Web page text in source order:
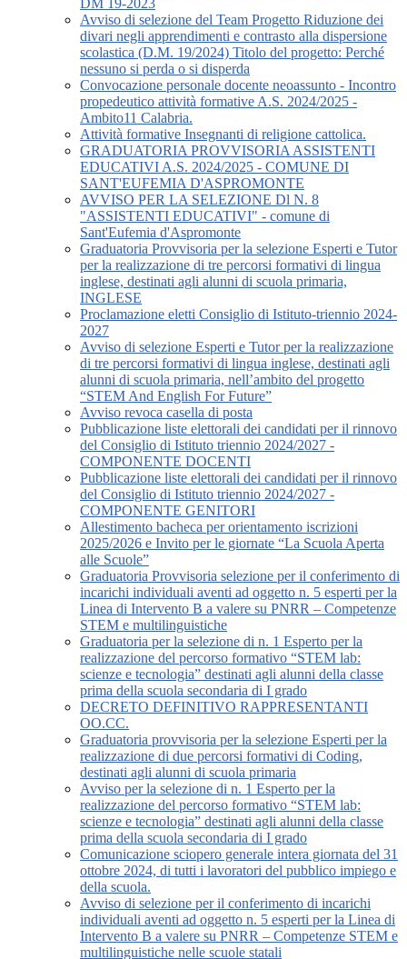
DM 19-2023
Avviso di selezione del Team Progetto Riduzione dei
divari negli apprendimenti e contrasto alla dispersione
scolastica (D.M. 19/2024) Titolo del progetto: Perché
nessuno si perda o si disperda
Convocazione personale docente neoassunto - Incontro
propedeutico attività formative A.S. 2024/2025 -
Ambito11 Calabria.
Attività formative Insegnanti di religione cattolica.
GRADUATORIA PROVVISORIA ASSISTENTI
EDUCATIVI A.S. 2024/2025 - COMUNE DI
SANT'EUFEMIA D'ASPROMONTE
AVVISO PER LA SELEZIONE Dl N. 8
"ASSISTENTI EDUCATIVI" - comune di
Sant'Eufemia d'Aspromonte
Graduatoria Provvisoria per la selezione Esperti e Tutor
per la realizzazione di tre percorsi formativi di lingua
inglese, destinati agli alunni di scuola primaria,
INGLESE
Proclamazione eletti Consiglio di Istituto-triennio 2024-
2027
Avviso di selezione Esperti e Tutor per la realizzazione
di tre percorsi formativi di lingua inglese, destinati agli
alunni di scuola primaria, nell’ambito del progetto
“STEM And English For Future”
Avviso revoca casella di posta
Pubblicazione liste elettorali dei candidati per il rinnovo
del Consiglio di Istituto triennio 2024/2027 -
COMPONENTE DOCENTI
Pubblicazione liste elettorali dei candidati per il rinnovo
del Consiglio di Istituto triennio 2024/2027 -
COMPONENTE GENITORI
Allestimento bacheca per orientamento iscrizioni
2025/2026 e Invito per le giornate “La Scuola Aperta
alle Scuole”
Graduatoria Provvisoria selezione per il conferimento di
incarichi individuali aventi ad oggetto n. 5 esperti per la
Linea di Intervento B a valere su PNRR – Competenze
STEM e multilinguistiche
Graduatoria per la selezione di n. 1 Esperto per la
realizzazione del percorso formativo “STEM lab:
scienze e tecnologia” destinati agli alunni della classe
prima della scuola secondaria di I grado
DECRETO DEFINITIVO RAPPRESENTANTI
OO.CC.
Graduatoria provvisoria per la selezione Esperti per la
realizzazione di due percorsi formativi di Coding,
destinati agli alunni di scuola primaria
Avviso per la selezione di n. 1 Esperto per la
realizzazione del percorso formativo “STEM lab:
scienze e tecnologia” destinati agli alunni della classe
prima della scuola secondaria di I grado
Comunicazione sciopero generale intera giornata del 31
ottobre 2024, di tutti i lavoratori del pubblico impiego e
della scuola.
Avviso di selezione per il conferimento di incarichi
individuali aventi ad oggetto n. 5 esperti per la Linea di
Intervento B a valere su PNRR – Competenze STEM e
multilinguistiche nelle scuole statali